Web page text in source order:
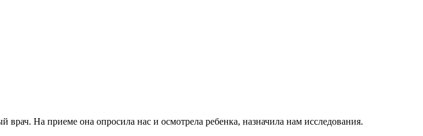
На приеме она опросила нас и осмотрела ребенка, назначила нам исследования.